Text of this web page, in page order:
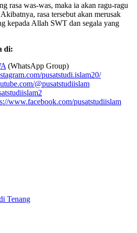
rasa was-was, maka ia akan ragu-ragu
rasa tersebut akan merusak
kepada Allah SWT dan segala yang
di:
(WhatsApp Group)
pusatstudi.islam20/
@pusatstudiislam
www.facebook.com/pusatstudiislam
Tenang